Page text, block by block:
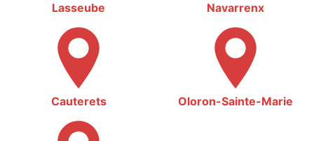
Lasseube Navarrenx
Cauterets Oloron-Sainte-Marie